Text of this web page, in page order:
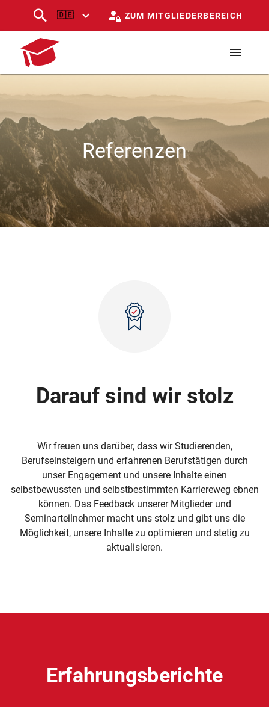
🇩🇪 ZUM MITGLIEDERBEREICH
Referenzen
Darauf sind wir stolz
Wir freuen uns darüber, dass wir Studierenden,
Berufseinsteigern und erfahrenen Berufstätigen durch
unser Engagement und unsere Inhalte einen
selbstbewussten und selbstbestimmten Karriereweg ebnen
können. Das Feedback unserer Mitglieder und
Seminarteilnehmer macht uns stolz und gibt uns die
Möglichkeit, unsere Inhalte zu optimieren und stetig zu
aktualisieren.
Erfahrungsberichte